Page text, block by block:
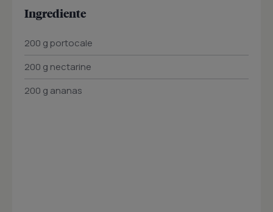
Ingrediente
200 g portocale
200 g nectarine
200 g ananas